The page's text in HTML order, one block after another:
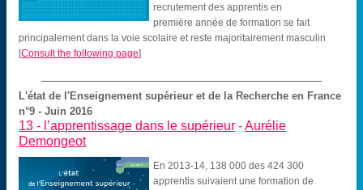
recrutement des apprentis en
première année de formation se fait
principalement dans la voie scolaire et reste majoritairement masculin
[Consult the following page]
L'état de l'Enseignement supérieur et de la Recherche en France
n°9 - Juin 2016
13 - l’apprentissage dans le supérieur -Aurélie
Demongeot
En 2013-14, 138 000 des 424 300
apprentis suivaient une formation de